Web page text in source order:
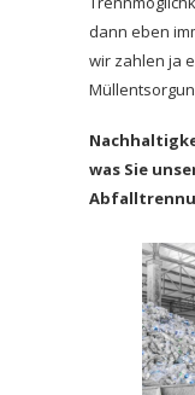
dann eben
wir zahlen ja
was Sie